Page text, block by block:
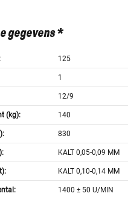
gegevens *
125
1
12/9
(kg): 140
830
KALT 0,05-0,09 MM
KALT 0,10-0,14 MM
1400 ± 50 U/MIN